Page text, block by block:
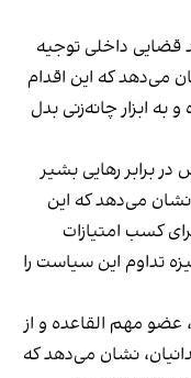
قضایی داخلی توجیه
می‌دهد که این اقدام
به ابزار چانه‌زنی بدل
برابر رهایی بشیر
نشان می‌دهد که این
کسب امتیازات
تداوم این سیاست را
عضو مهم القاعده و از
نشان می‌دهد که